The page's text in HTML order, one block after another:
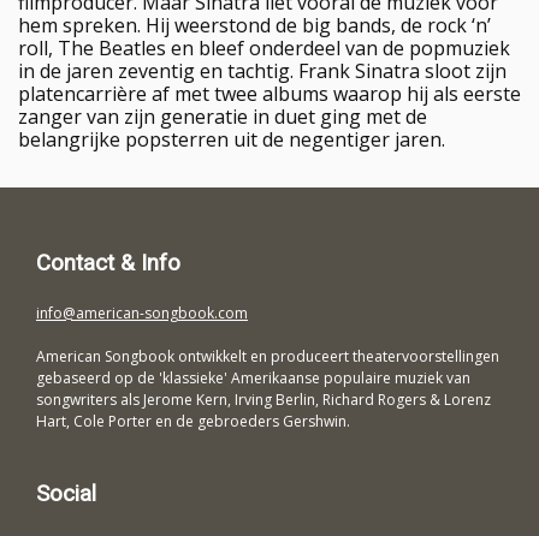
hem spreken. Hij weerstond de big bands, de rock ‘n’
roll, The Beatles en bleef onderdeel van de popmuziek
in de jaren zeventig en tachtig. Frank Sinatra sloot zijn
platencarrière af met twee albums waarop hij als eerste
zanger van zijn generatie in duet ging met de
belangrijke popsterren uit de negentiger jaren.
Contact & Info
info@american-songbook.com
American Songbook ontwikkelt en produceert theatervoorstellingen
gebaseerd op de 'klassieke' Amerikaanse populaire muziek van
songwriters als Jerome Kern, Irving Berlin, Richard Rogers & Lorenz
Hart, Cole Porter en de gebroeders Gershwin.
Social